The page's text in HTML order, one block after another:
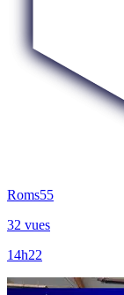
Roms55
32 vues
14h22